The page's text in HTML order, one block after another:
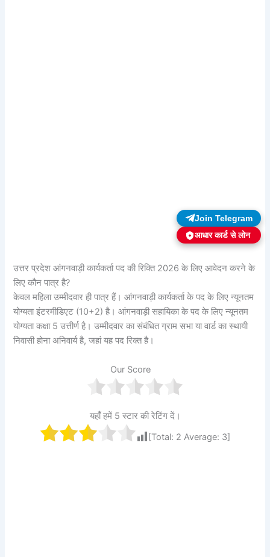
उत्तर प्रदेश आंगनवाड़ी कार्यकर्ता पद की रिक्ति 2026 के लिए आवेदन करने के
लिए कौन पात्र है?
केवल महिला उम्मीदवार ही पात्र हैं। आंगनवाड़ी कार्यकर्ता के पद के लिए न्यूनतम
योग्यता इंटरमीडिएट (10+2) है। आंगनवाड़ी सहायिका के पद के लिए न्यूनतम
योग्यता कक्षा 5 उत्तीर्ण है। उम्मीदवार का संबंधित ग्राम सभा या वार्ड का स्थायी
निवासी होना अनिवार्य है, जहां यह पद रिक्त है।
Our Score
यहाँ हमें 5 स्टार की रेटिंग दें।
[Total: 2 Average: 3
Join Telegram
आधार कार्ड से लोन